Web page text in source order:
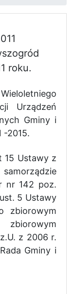
roku.
Urządzeń
Gminy i
-2015.
15 Ustawy z
nr 142 poz.
5 Ustawy
zbiorowym
z 2006 r.
Gminy i